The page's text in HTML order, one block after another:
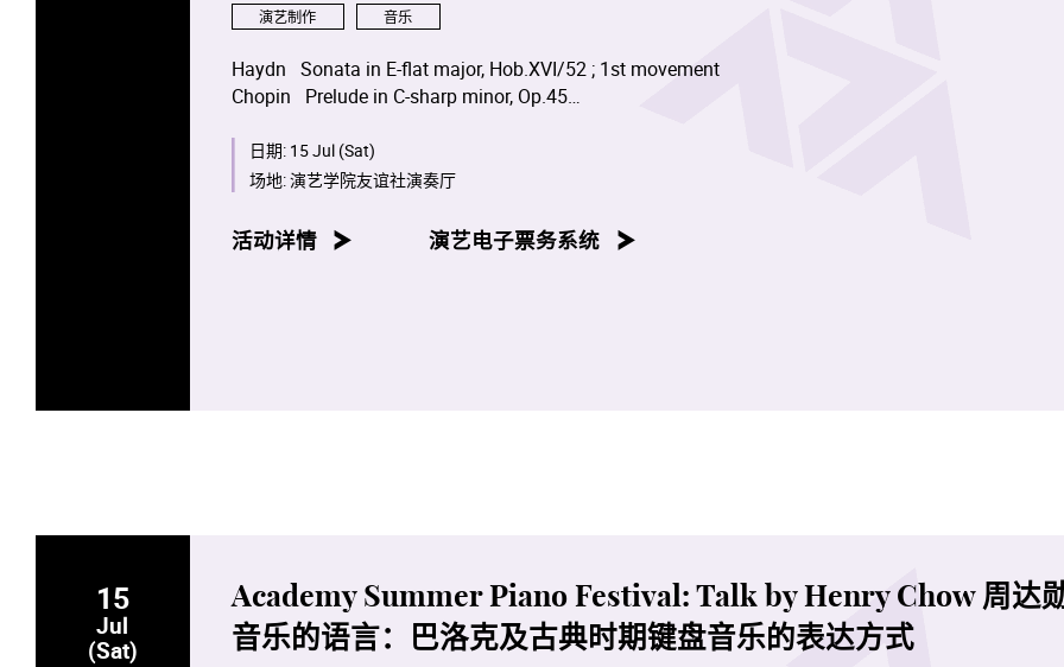
演艺制作 音乐
Haydn Sonata in E-flat major, Hob.XVI/52 ; 1st movement
Chopin Prelude in C-sharp minor, Op.45
Liszt Ricordanza
Kreisler/ Rachmaninoff Liebesfreud
日期: 15 Jul (Sat)
场地:演艺学院友谊社演奏厅
活动详情 演艺电子票务系统
15
Jul
(Sat)
Academy Summer Piano Festival: Talk by Henry Chow 周达
音乐的语言：巴洛克及古典时期键盘音乐的表达方式